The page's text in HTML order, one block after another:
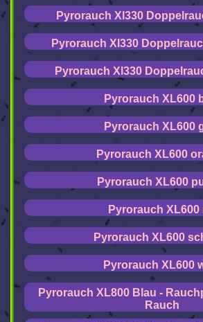
Pyrorauch Xl330
Pyrorauch Xl330
Pyrorauch Xl330
Pyrorauch XL600
Pyrorauch XL600
Pyrorauch XL600
Pyrorauch XL600
Pyrorauch XL600
Pyrorauch XL600
Pyrorauch XL600
Pyrorauch XL800 Blau -
Rauch